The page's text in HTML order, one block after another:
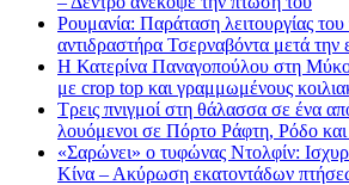
Ρουμανία: Παράταση λειτουργίας του
αντιδραστήρα Τσερναβόντα μετά
Η Κατερίνα Παναγοπούλου στη
με crop top και γραμμωμένους
Τρεις πνιγμοί στη θάλασσα σε ένα
λουόμενοι σε Πόρτο Ράφτη, Ρόδο και
«Σαρώνει» ο τυφώνας Ντολφίν:
Κίνα – Ακύρωση εκατοντάδων